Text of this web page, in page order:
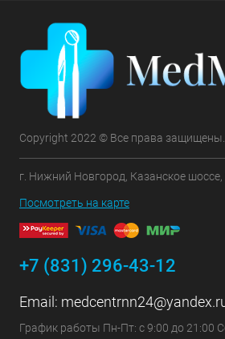
Copyright 2022 © Все права защищены.
г. Нижний Новгород, Казанское
Посмотреть на карте
+7 (831) 296-43-12
Email:
График работы Пн-Пт: с 9:00 до 21:00